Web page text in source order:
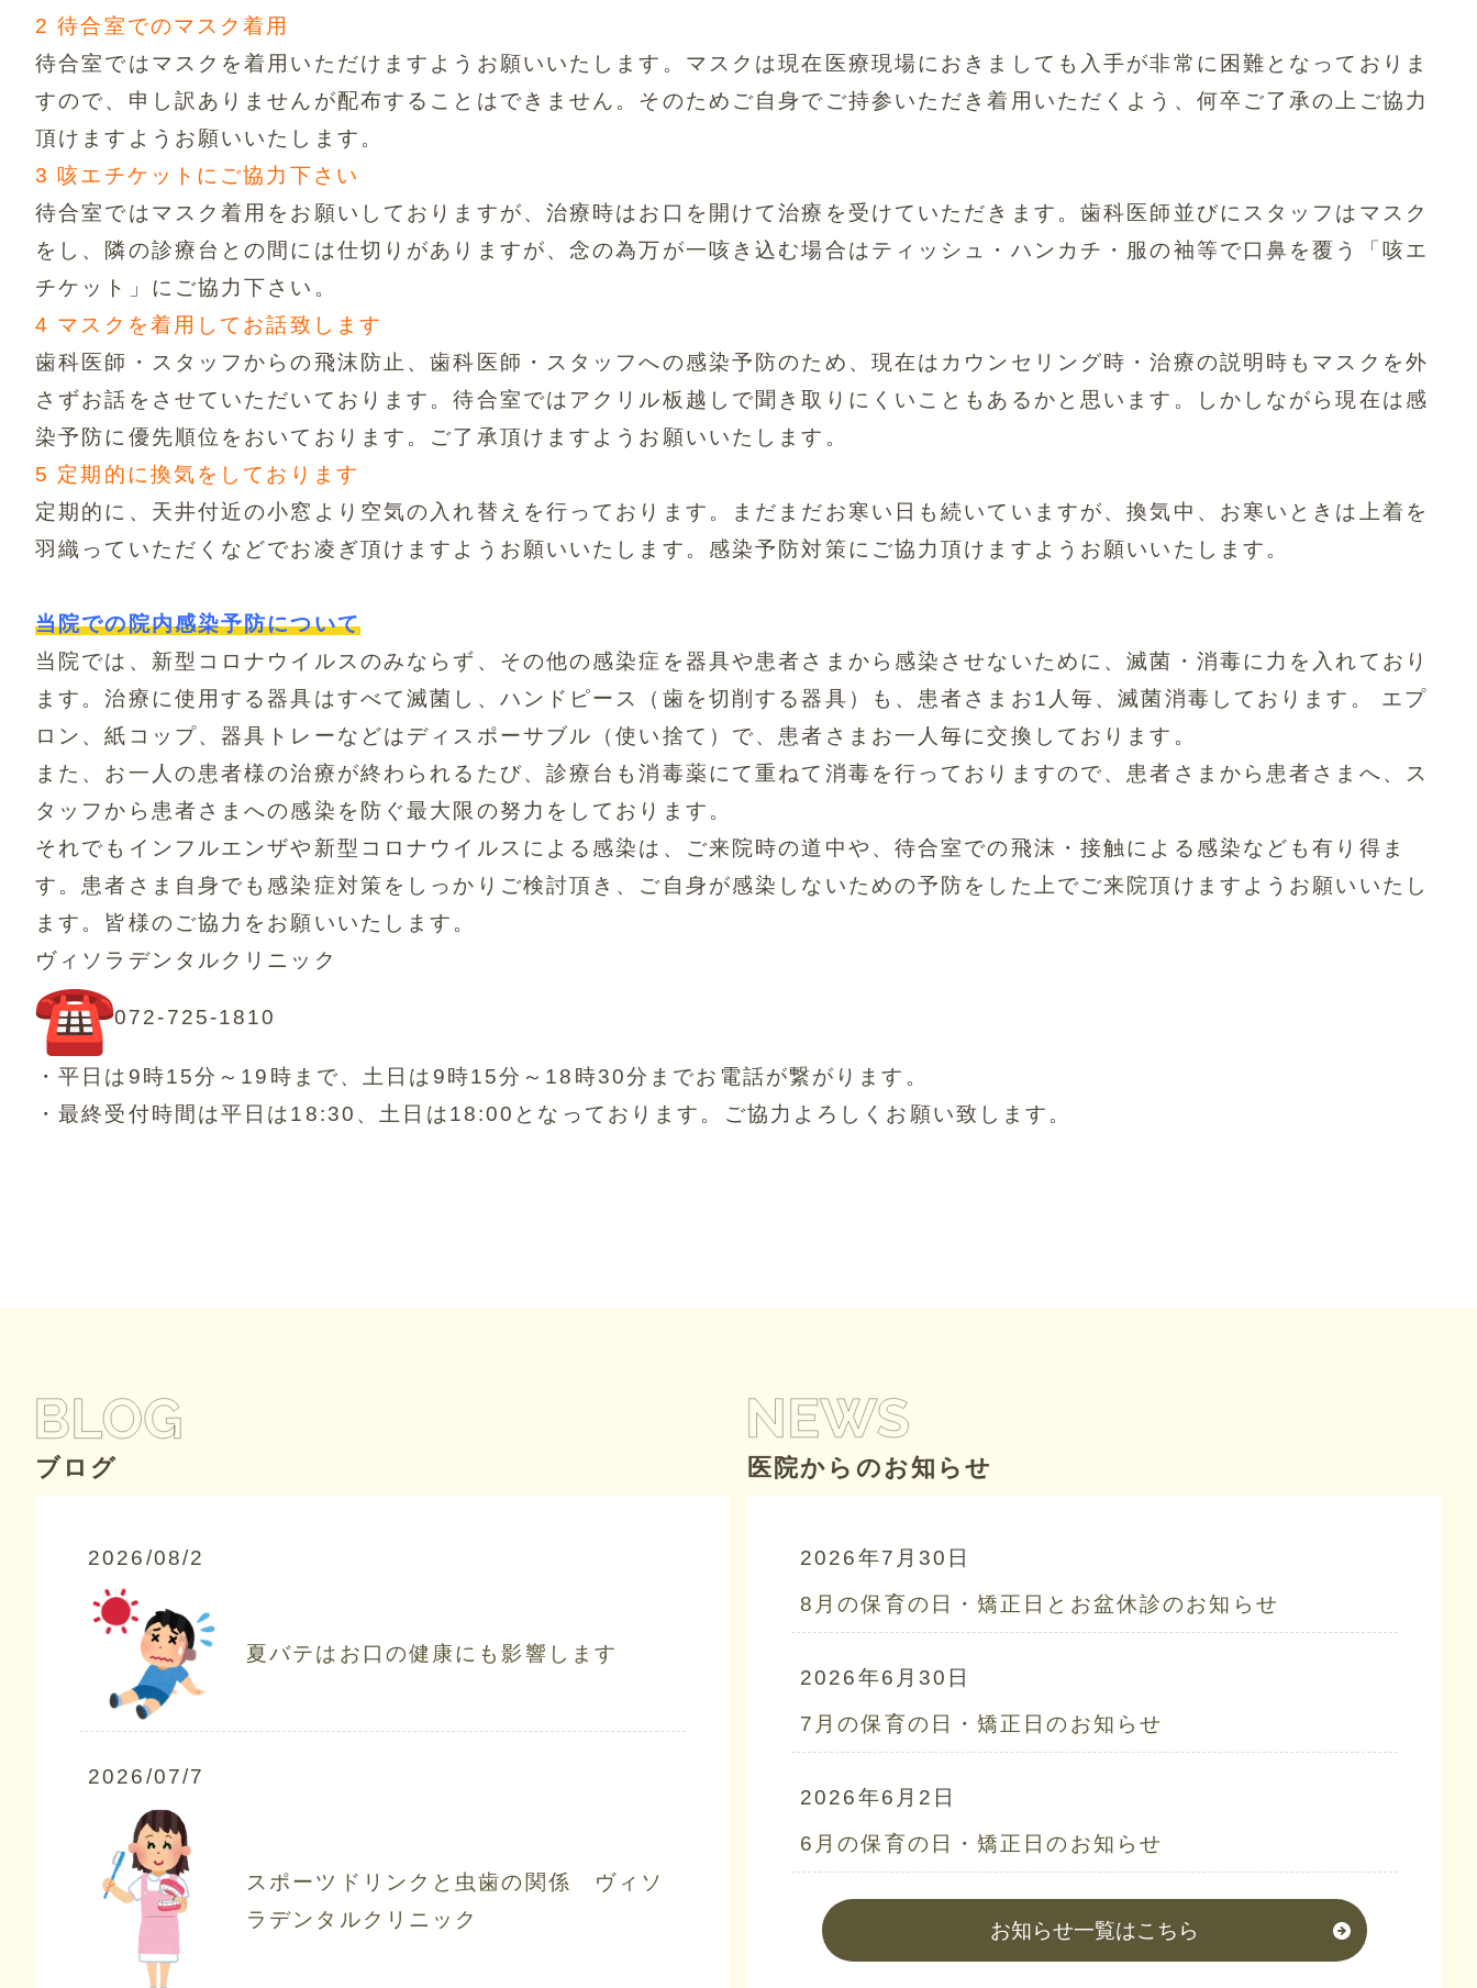
2 待合室でのマスク着用
待合室ではマスクを着用いただけますようお願いいたします。 マスクは現在医療現場におきましても入手が非常に困難となってお りま
すので、申し訳ありませんが配布することはできません。 そのためご自身でご持参いただき着用いただくよう、 何卒ご了承の上ご協力
頂けますようお願いいたします。
3 咳エチケットにご協力下さい
待合室ではマスク着用をお願いしておりますが、 治療時はお口を開けて治療を受けていただきます。歯科医師並びにスタッフはマスク
をし、 隣の診療台との間には仕切りがありますが、念の為万が一咳き込む場合はティッシュ・ハンカチ・ 服の袖等で口鼻を覆う「咳エ
チケット」にご協力下さい。
4 マスクを着用してお話致します
歯科医師・スタッフからの飛沫防止、歯科医師・ スタッフへの感染予防のため、現在はカウンセリング時・治療の説明時もマスクを外
さずお話をさせていただいております。待合室ではアクリル板越しで聞き取りにくいこともあるかと思います。しかしながら現在は感
染予防に優先順位をおいております。 ご了承頂けますようお願いいたします。
5 定期的に換気をしております
定期的に、天井付近の小窓より空気の入れ替えを行っております。まだまだお寒い日も続いていますが、換気中、 お寒いときは上着を
羽織っていただくなどでお凌ぎ頂けますようお願いいたします。 感染予防対策にご協力頂けますようお願いいたします。
当院での院内感染予防について
当院では、新型コロナウイルスのみならず、 その他の感染症を器具や患者さまから感染させないために、滅菌・ 消毒に力を入れており
ます。治療に使用する器具はすべて滅菌し、 ハンドピース（歯を切削する器具）も、患者さまお1人毎、滅菌消毒しております。 エプ
ロン、紙コップ、器具トレーなどはディスポーサブル（使い捨て）で、 患者さまお一人毎に交換しております。
また、お一人の患者様の治療が終わられるたび、 診療台も消毒薬にて重ねて消毒を行っておりますので、 患者さまから患者さまへ、
ス
タッフから患者さまへの感染を防ぐ最大限の努力をしております 。
それでもインフルエンザや新型コロナウイルスによる感染は、
ご来院時の道中や、待合室での飛沫・接触による感染なども有り得ま
す。 患者さま自身でも感染症対策をしっかりご検討頂き、 ご自身が感染しないための予防をした上でご来院頂けますようお願いいたし
ます。皆様のご協力をお願いいたします。
ヴィソラデンタルクリニック
072-725-1810
・平日は9時15分～19時まで、土日は9時15分～18時30分までお電話が繋がります。
・最終受付時間は平日は18:30、土日は18:00となってお ります。ご協力よろしくお願い致します。
ブログ
2026/08/2
夏バテはお口の健康にも影響します
2026/07/7
スポーツドリンクと虫歯の関係 ヴィソ
ラデンタルクリニック
医院からのお知らせ
2026年7月30日
8月の保育の日・矯正日とお盆休診のお知らせ
2026年6月30日
7月の保育の日・矯正日のお知らせ
2026年6月2日
6月の保育の日・矯正日のお知らせ
お知らせ一覧はこちら